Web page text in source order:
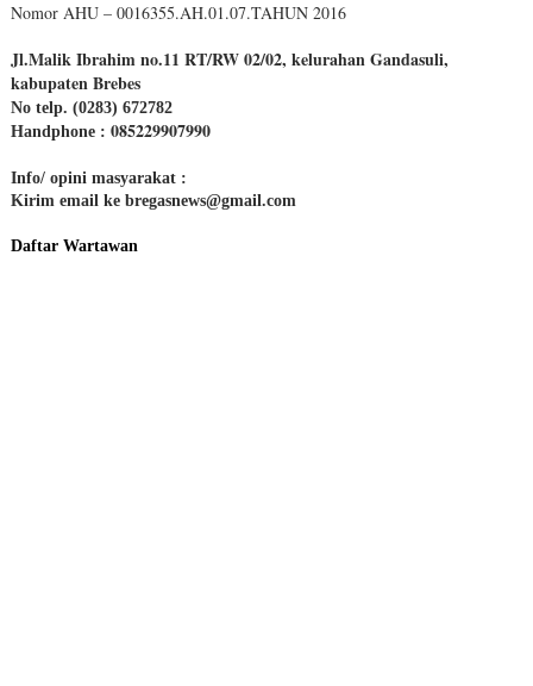
Nomor AHU – 0016355.AH.01.07.TAHUN 2016
Jl.Malik Ibrahim no.11 RT/RW 02/02, kelurahan Gandasuli,
kabupaten Brebes
No telp. (0283) 672782
Handphone : 085229907990
Info/ opini masyarakat :
Kirim email ke bregasnews@gmail.com
Daftar Wartawan